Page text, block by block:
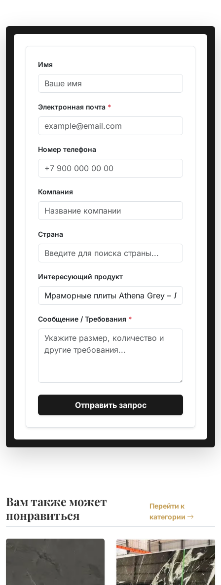
Имя
Электронная почта *
Номер телефона
Компания
Страна
Интересующий продукт
Сообщение / Требования *
Отправить запрос
Вам также может
понравиться
Перейти к
категории